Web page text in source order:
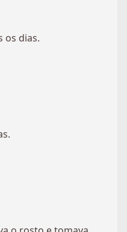
os dias.